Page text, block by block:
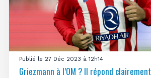
Publié le 27 Déc 2023 à 12h14
Griezmann à l’OM ? Il répond clairement